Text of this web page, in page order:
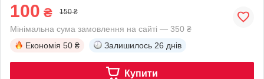
100 ₴ 150 ₴
Мінімальна сума замовлення на сайті — 350 ₴
Економія 50 ₴ Залишилось 26 днів
Купити